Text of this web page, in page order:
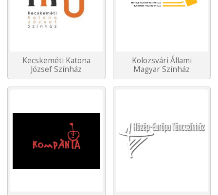
Kecskeméti Katona
József Színház
Kolozsvári Állami
Magyar Színház